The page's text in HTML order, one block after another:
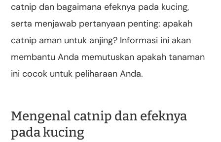
catnip dan bagaimana efeknya pada kucing,
serta menjawab pertanyaan penting: apakah
catnip aman untuk anjing? Informasi ini akan
membantu Anda memutuskan apakah tanaman
ini cocok untuk peliharaan Anda.
Mengenal catnip dan efeknya
pada kucing